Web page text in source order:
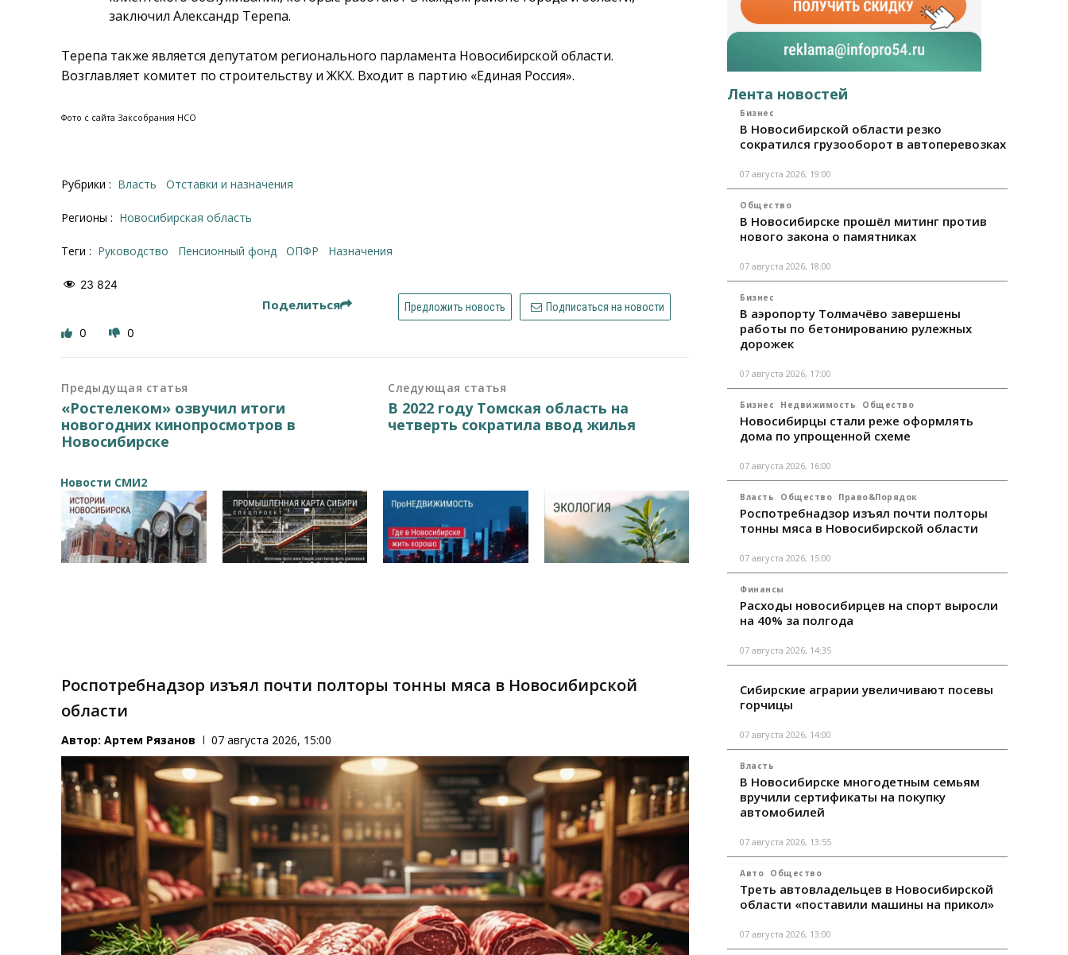
заключил Александр Терепа.
Терепа также является депутатом регионального парламента Новосибирской области.
Возглавляет комитет по строительству и ЖКХ. Входит в партию «Единая Россия».
Фото с сайта Заксобрания НСО
Рубрики : Власть Отставки и назначения
Регионы : Новосибирская область
Теги : руководство пенсионный фонд ОПФР назначения
23 824
Поделиться Предложить новость Подписаться на новости
0 0
Предыдущая статья
«Ростелеком» озвучил итоги
новогодних кинопросмотров в
Новосибирске
Следующая статья
В 2022 году Томская область на
четверть сократила ввод жилья
Новости СМИ2
Роспотребнадзор изъял почти полторы тонны мяса в Новосибирской
области
Автор:Артем Рязанов 07 августа 2026, 15:00
Лента новостей
Бизнес
В Новосибирской области резко
сократился грузооборот в автоперевозках
07 августа 2026, 19:00
Общество
В Новосибирске прошёл митинг против
нового закона о памятниках
07 августа 2026, 18:00
Бизнес
В аэропорту Толмачёво завершены
работы по бетонированию рулежных
дорожек
07 августа 2026, 17:00
Бизнес Недвижимость Общество
Новосибирцы стали реже оформлять
дома по упрощенной схеме
07 августа 2026, 16:00
Власть Общество Право&Порядок
Роспотребнадзор изъял почти полторы
тонны мяса в Новосибирской области
07 августа 2026, 15:00
Финансы
Расходы новосибирцев на спорт выросли
на 40% за полгода
07 августа 2026, 14:35
Сибирские аграрии увеличивают посевы
горчицы
07 августа 2026, 14:00
Власть
В Новосибирске многодетным семьям
вручили сертификаты на покупку
автомобилей
07 августа 2026, 13:55
Авто Общество
Треть автовладельцев в Новосибирской
области «поставили машины на прикол»
07 августа 2026, 13:00